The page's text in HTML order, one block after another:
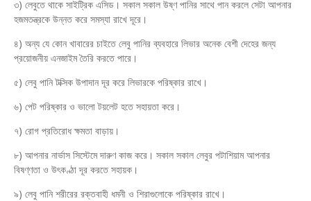
৩) লেবুতে থাকে সাইট্রিক এসিড। সকাল সকাল উষ্ণ পানির সাথে পান করলে সেটা আপনার
হজমতন্ত্রকে উন্নত করে সমস্যা রাখে দূরে।
৪) অন্য যে কোন খাবারের চাইতে লেবু পানির ব্যবহারে লিভার অনেক বেশী দেহের জন্য
প্রয়োজনীয় এনজাইম তৈরি করতে পারে।
৫) লেবু পানি টক্সিক উপাদান দূর করে লিভারকে পরিষ্কার রাখে।
৬) পেট পরিষ্কার ও ভালো টয়লেট হতে সহায়তা করে।
৭) রোগ প্রতিরোধ ক্ষমতা বাড়ায়।
৮) আপনার নার্ভাস সিস্টেমে দারুণ কাজ করে। সকাল সকাল লেবুর পটাশিয়াম আপনার
বিষণ্ণতা ও উৎকণ্ঠা দূর করতে সহায়ক।
৯) লেবু পানি শরীরের রক্তবাহী ধমনী ও শিরাগুলোকে পরিষ্কার রাখে।